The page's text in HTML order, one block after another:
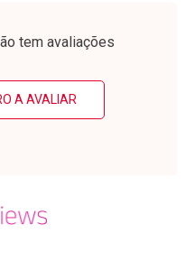
Laboratório
Por Menos
tem avaliações
A AVALIAR